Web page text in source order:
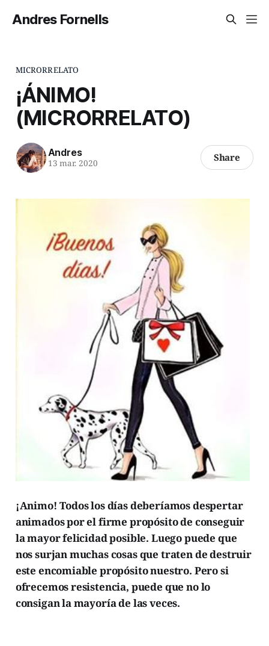
Andres Fornells
MICRORRELATO
¡ÁNIMO!
(MICRORRELATO)
Andres
13 mar. 2020 Share
¡Animo! Todos los días deberíamos despertar
animados por el firme propósito de conseguir
la mayor felicidad posible. Luego puede que
nos surjan muchas cosas que traten de destruir
este encomiable propósito nuestro. Pero si
ofrecemos resistencia, puede que no lo
consigan la mayoría de las veces.